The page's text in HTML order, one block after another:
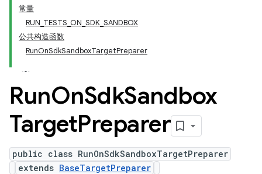
常量
RUN_TESTS_ON_SDK_SANDBOX
公共构造函数
RunOnSdkSandboxTargetPreparer
RunOnSdkSandbox
TargetPreparer
public class RunOnSdkSandboxTargetPreparer
extends BaseTargetPreparer